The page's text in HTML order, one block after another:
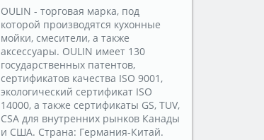
OULIN - торговая марка, под
которой производятся кухонные
мойки, смесители, а также
аксессуары. OULIN имеет 130
государственных патентов,
сертификатов качества ISO 9001,
экологический сертификат ISO
14000, а также сертификаты GS, TUV,
CSA для внутренних рынков Канады
и США. Страна: Германия-Китай.